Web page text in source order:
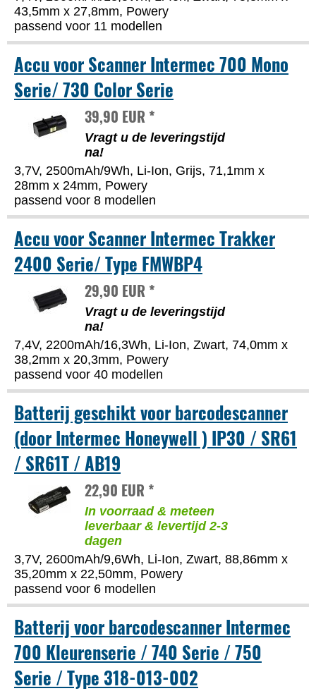
43,5mm x 27,8mm, Powery
passend voor 11 modellen
Accu voor Scanner Intermec 700 Mono
Serie/ 730 Color Serie
39,90 EUR *
Vragt u de leveringstijd
na!
3,7V, 2500mAh/9Wh, Li-Ion, Grijs, 71,1mm x
28mm x 24mm, Powery
passend voor 8 modellen
Accu voor Scanner Intermec Trakker
2400 Serie/ Type FMWBP4
29,90 EUR *
Vragt u de leveringstijd
na!
7,4V, 2200mAh/16,3Wh, Li-Ion, Zwart, 74,0mm x
38,2mm x 20,3mm, Powery
passend voor 40 modellen
Batterij geschikt voor barcodescanner
(door Intermec Honeywell ) IP30 / SR61
/ SR61T / AB19
22,90 EUR *
In voorraad & meteen
leverbaar & levertijd 2-3
dagen
3,7V, 2600mAh/9,6Wh, Li-Ion, Zwart, 88,86mm x
35,20mm x 22,50mm, Powery
passend voor 6 modellen
Batterij voor barcodescanner Intermec
700 Kleurenserie / 740 Serie / 750
Serie / Type 318-013-002